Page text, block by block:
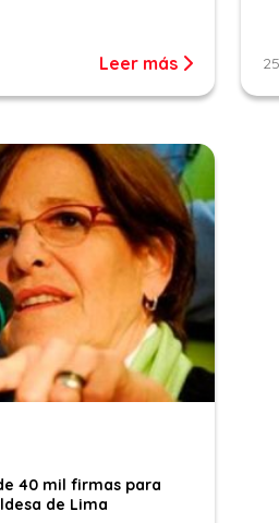
Leer más
40 mil firmas para
de Lima